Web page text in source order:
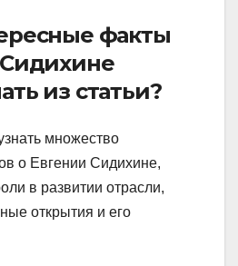
факты
из статьи?
множество
о Евгении Сидихине,
в развитии отрасли,
открытия и его